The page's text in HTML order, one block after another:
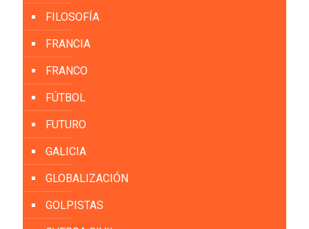
FILOSOFÍA
FRANCIA
FRANCO
FÚTBOL
FUTURO
GALICIA
GLOBALIZACIÓN
GOLPISTAS